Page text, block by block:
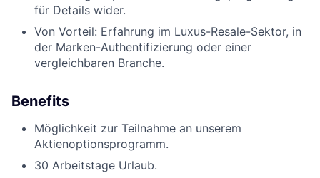
für Details wider.
Von Vorteil: Erfahrung im Luxus-Resale-Sektor, in
der Marken-Authentifizierung oder einer
vergleichbaren Branche.
Benefits
Möglichkeit zur Teilnahme an unserem
Aktienoptionsprogramm.
30 Arbeitstage Urlaub.